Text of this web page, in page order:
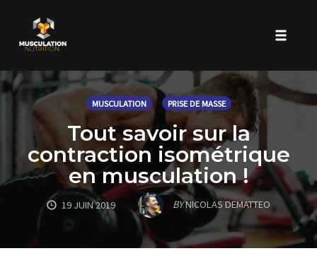
Skip
content
MUSCULATION PRISE DE MASSE
Tout savoir sur la
contraction isométrique
en musculation !
19 JUIN 2019 BYNICOLAS DEMATTEO